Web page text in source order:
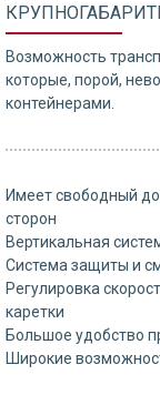
Возможность
которые, порой,
контейнерами.
Имеет свободный
сторон
Вертикальная
Система защиты и
Регулировка
каретки
Большое удобство
Широкие